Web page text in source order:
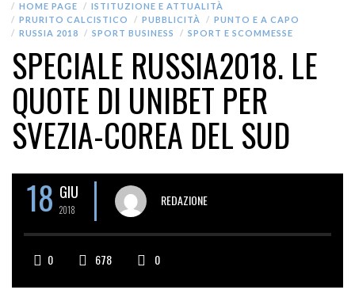
HOME PAGE
ISTITUZIONE E ATTUALITÀ
PRURITO CALCISTICO
PUBBLICITÀ
PUNTO E A CAPO
RUSSIA 2018
SPORT BUSINESS SPORT E SCOMMESSE
SPECIALE RUSSIA2018. LE
QUOTE DI UNIBET PER
SVEZIA-COREA DEL SUD
18 GIU
2018
REDAZIONE
0 678 0